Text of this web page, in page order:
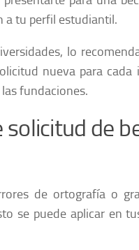
a tu perfil estudiantil.
lo
nueva para
fundaciones.
de
de ortografía o
se puede aplicar en